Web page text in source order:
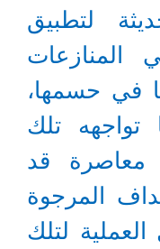
لتطبيق
المنازعات
في حسمها،
تواجهه تلك
معاصرة قد
المرجوة
لتلك